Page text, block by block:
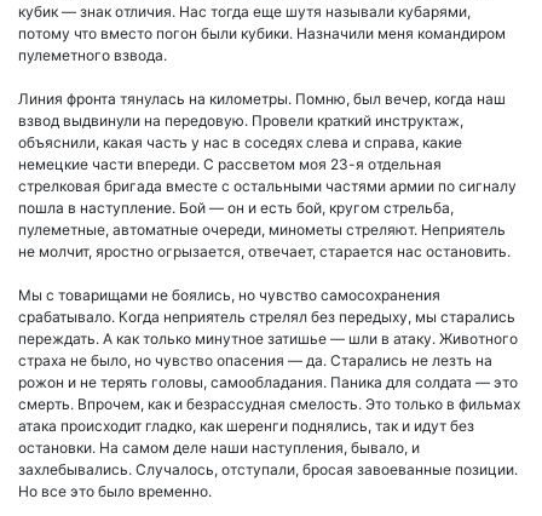
кубик — знак отличия. Нас тогда еще шутя называли кубарями,
потому что вместо погон были кубики. Назначили меня командиром
пулеметного взвода.
Линия фронта тянулась на километры. Помню, был вечер, когда наш
взвод выдвинули на передовую. Провели краткий инструктаж,
объяснили, какая часть у нас в соседях слева и справа, какие
немецкие части впереди. С рассветом моя 23-я отдельная
стрелковая бригада вместе с остальными частями армии по сигналу
пошла в наступление. Бой — он и есть бой, кругом стрельба,
пулеметные, автоматные очереди, минометы стреляют. Неприятель
не молчит, яростно огрызается, отвечает, старается нас остановить.
Мы с товарищами не боялись, но чувство самосохранения
срабатывало. Когда неприятель стрелял без передыху, мы старались
переждать. А как только минутное затишье — шли в атаку. Животного
страха не было, но чувство опасения — да. Старались не лезть на
рожон и не терять головы, самообладания. Паника для солдата — это
смерть. Впрочем, как и безрассудная смелость. Это только в фильмах
атака происходит гладко, как шеренги поднялись, так и идут без
остановки. На самом деле наши наступления, бывало, и
захлебывались. Случалось, отступали, бросая завоеванные позиции.
Но все это было временно.